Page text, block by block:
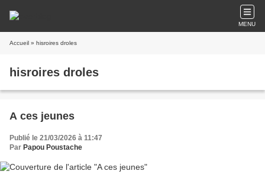
MENU
Accueil » hisroires droles
hisroires droles
A ces jeunes
Publié le 21/03/2026 à 11:47
Par Papou Poustache